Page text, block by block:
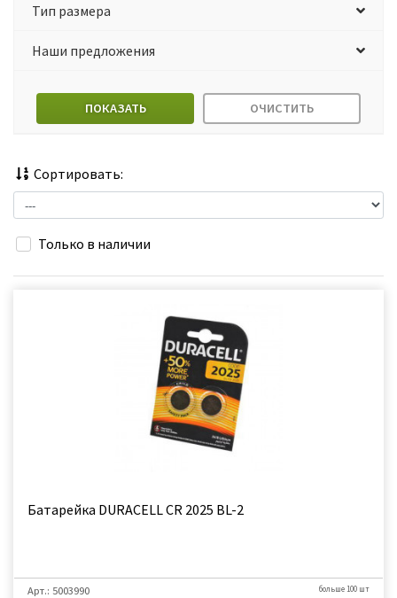
Тип размера
Наши предложения
ПОКАЗАТЬ ОЧИСТИТЬ
Сортировать:
Только в наличии
Батарейка DURACELL CR 2025 BL-2
Арт.: 5003990 больше 100 шт